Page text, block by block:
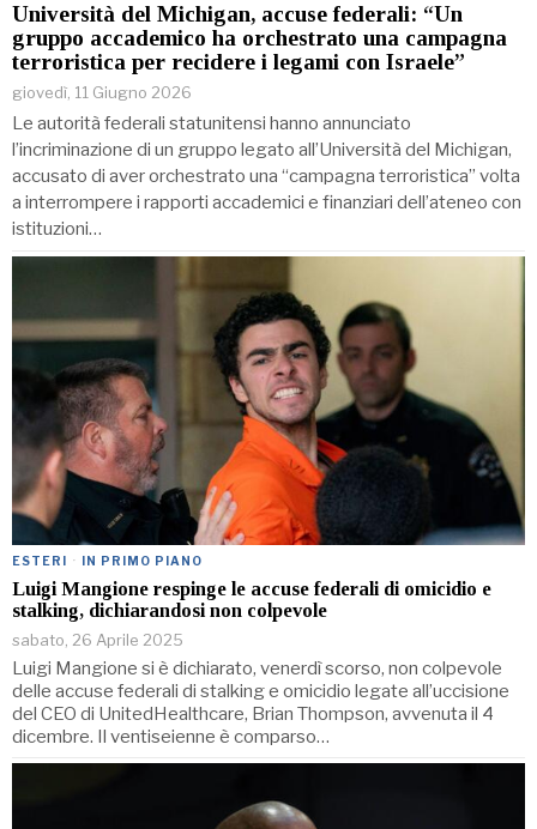
Università del Michigan, accuse federali: “Un
gruppo accademico ha orchestrato una campagna
terroristica per recidere i legami con Israele”
giovedì, 11 Giugno 2026
Le autorità federali statunitensi hanno annunciato
l’incriminazione di un gruppo legato all’Università del Michigan,
accusato di aver orchestrato una “campagna terroristica” volta
a interrompere i rapporti accademici e finanziari dell’ateneo con
istituzioni…
ESTERI · IN PRIMO PIANO
Luigi Mangione respinge le accuse federali di omicidio e
stalking, dichiarandosi non colpevole
sabato, 26 Aprile 2025
Luigi Mangione si è dichiarato, venerdì scorso, non colpevole
delle accuse federali di stalking e omicidio legate all’uccisione
del CEO di UnitedHealthcare, Brian Thompson, avvenuta il 4
dicembre. Il ventiseienne è comparso…